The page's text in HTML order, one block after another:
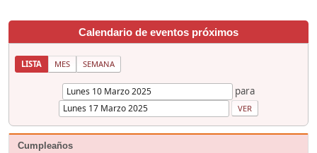
Calendario de eventos próximos
LISTA MES SEMANA
para
Cumpleaños